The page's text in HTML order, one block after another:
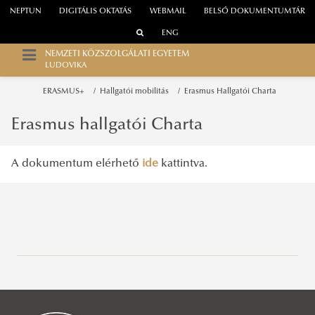
WEBMAIL
NEPTUN DIGITÁLIS OKTATÁS BELSŐ DOKUMENTUMTÁR
ENG
NEMZETI KÖZSZOLGÁLATI EGYETEM
LUDOVIKA
ERASMUS+ Hallgatói mobilitás Erasmus Hallgatói Charta
ERASMUS+
Az Erasmus+ programról
Erasmus hallgatói Charta
A dokumentum elérhető ide kattintva.